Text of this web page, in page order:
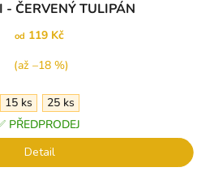
- ČERVENÝ TULIPÁN
od 119 Kč
(až –18 %)
15 ks
25 ks
PŘEDPRODEJ
Detail